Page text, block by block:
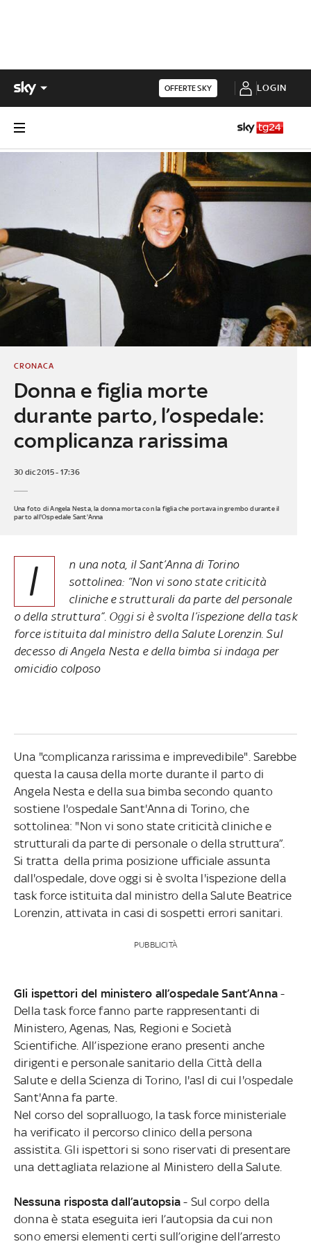
OFFERTE SKY LOGIN
Donna e figlia morte
durante parto, l’ospedale:
complicanza rarissima
CRONACA
30 dic 2015 - 17:36
Una foto di Angela Nesta, la donna morta con la figlia che portava in grembo durante il
parto all'Ospedale Sant'Anna
I
n una nota, il Sant’Anna di Torino
sottolinea: “Non vi sono state criticità
cliniche e strutturali da parte del personale
o della struttura”. Oggi si è svolta l’ispezione della task
force istituita dal ministro della Salute Lorenzin. Sul
decesso di Angela Nesta e della bimba si indaga per
omicidio colposo
Una "complicanza rarissima e imprevedibile". Sarebbe
questa la causa della morte durante il parto di
Angela Nesta e della sua bimba secondo quanto
sostiene l'ospedale Sant'Anna di Torino, che
sottolinea: "Non vi sono state criticità cliniche e
strutturali da parte di personale o della struttura”.
Si tratta della prima posizione ufficiale assunta
dall'ospedale, dove oggi si è svolta l'ispezione della
task force istituita dal ministro della Salute Beatrice
Lorenzin, attivata in casi di sospetti errori sanitari.
PUBBLICITÀ
Gli ispettori del ministero all’ospedale Sant’Anna-
Della task force fanno parte rappresentanti di
Ministero, Agenas, Nas, Regioni e Società
Scientifiche. All’ispezione erano presenti anche
dirigenti e personale sanitario della Città della
Salute e della Scienza di Torino, l'asl di cui l'ospedale
Sant'Anna fa parte.
Nel corso del sopralluogo, la task force ministeriale
ha verificato il percorso clinico della persona
assistita. Gli ispettori si sono riservati di presentare
una dettagliata relazione al Ministero della Salute.
Nessuna risposta dall’autopsia- Sul corpo della
donna è stata eseguita ieri l’autopsia da cui non
sono emersi elementi certi sull’origine dell’arresto